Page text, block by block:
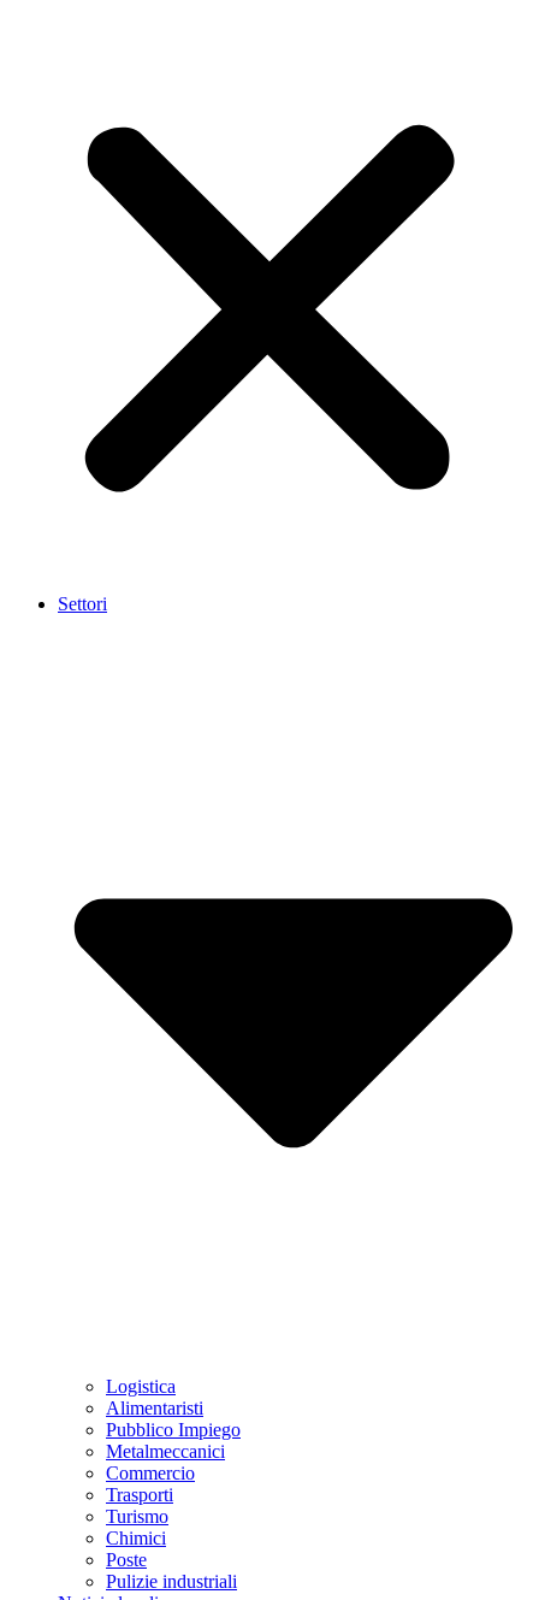
Settori
Logistica
Alimentaristi
Pubblico Impiego
Metalmeccanici
Commercio
Trasporti
Turismo
Chimici
Poste
Pulizie industriali